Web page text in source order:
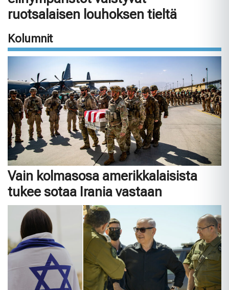
ruotsalaisen louhoksen tieltä
Kolumnit
Vain kolmasosa amerikkalaisista
tukee sotaa Irania vastaan